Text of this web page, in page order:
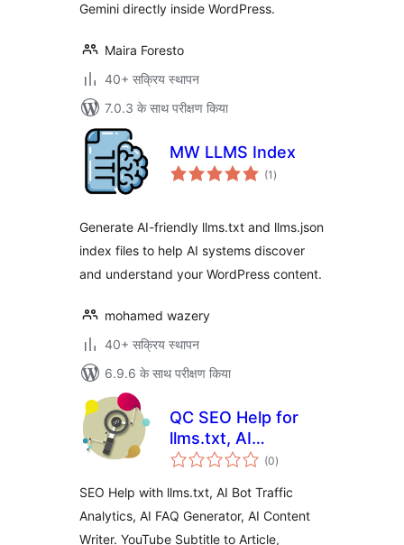
Gemini directly inside WordPress.
Maira Foresto
40+ सक्रिय स्थापन
7.0.3 के साथ परीक्षण किया
MW LLMS Index
(1 कुल
दर)
Generate AI-friendly llms.txt and llms.json
index files to help AI systems discover
and understand your WordPress content.
mohamed wazery
40+ सक्रिय स्थापन
6.9.6 के साथ परीक्षण किया
QC SEO Help for
llms.txt, AI
Analytics, AI
FAQ Generator,
Subtitle to Article
(0कुल
दर)
SEO Help with llms.txt, AI Bot Traffic
Analytics, AI FAQ Generator, AI Content
Writer. YouTube Subtitle to Article,